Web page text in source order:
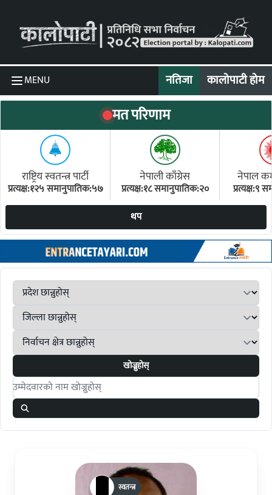
MENU नतिजा कालोपाटी होम
मत परिणाम
राष्ट्रिय स्वतन्त्र पार्टी
प्रत्यक्ष:१२५ समानुपातिक:५७
नेपाली काँग्रेस
प्रत्यक्ष:१८ समानुपातिक:२०
नेपाल
प्रत्यक्ष:९
थप
खोज्नुहोस्
Search candidates
स्वतन्त्र